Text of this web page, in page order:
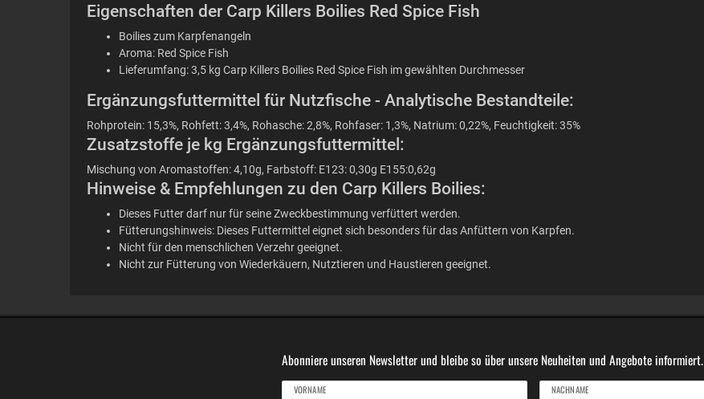
Eigenschaften der Carp Killers Boilies Red Spice Fish
Boilies zum Karpfenangeln
Aroma: Red Spice Fish
Lieferumfang: 3,5 kg Carp Killers Boilies Red Spice Fish im gewählten Durchmesser
Ergänzungsfuttermittel für Nutzfische - Analytische Bestandteile:
Rohprotein: 15,3%, Rohfett: 3,4%, Rohasche: 2,8%, Rohfaser: 1,3%, Natrium: 0,22%, Feuchtigkeit: 35%
Zusatzstoffe je kg Ergänzungsfuttermittel:
Mischung von Aromastoffen: 4,10g, Farbstoff: E123: 0,30g E155:0,62g
Hinweise & Empfehlungen zu den Carp Killers Boilies:
Dieses Futter darf nur für seine Zweckbestimmung verfüttert werden.
Fütterungshinweis: Dieses Futtermittel eignet sich besonders für das Anfüttern von Karpfen.
Nicht für den menschlichen Verzehr geeignet.
Nicht zur Fütterung von Wiederkäuern, Nutztieren und Haustieren geeignet.
Abonniere unseren Newsletter und bleibe so über unsere Neuheiten und Angebote informiert.
VORNAME NACHNAME